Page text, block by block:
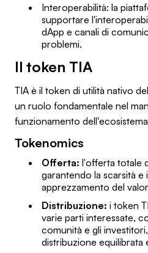
Interoperabilità: la
supportare
dApp e canali di
problemi.
Il token TIA
TIA è il token di utilità nativo
un ruolo fondamentale nel
funzionamento
Tokenomics
Offerta: l'offerta totale
garantendo la scarsità e
apprezzamento del
Distribuzione: i token
varie parti interessate,
comunità e gli
distribuzione equilibrata